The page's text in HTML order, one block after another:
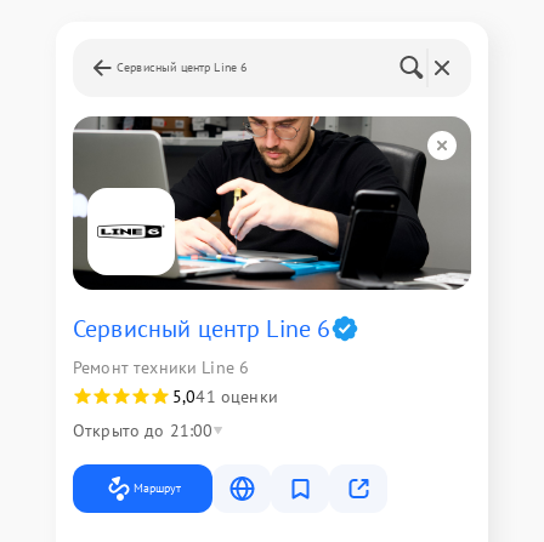
Сервисный центр Line 6
Сервисный центр Line 6
Ремонт техники Line 6
5,041 оценки
Открыто до 21:00
Маршрут